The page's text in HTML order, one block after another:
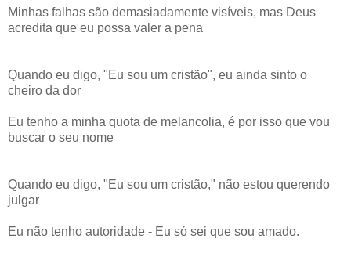
Minhas falhas são demasiadamente visíveis, mas Deus
acredita que eu possa valer a pena
Quando eu digo, "Eu sou um cristão", eu ainda sinto o
cheiro da dor
Eu tenho a minha quota de melancolia, é por isso que vou
buscar o seu nome
Quando eu digo, "Eu sou um cristão," não estou querendo
julgar
Eu não tenho autoridade - Eu só sei que sou amado.